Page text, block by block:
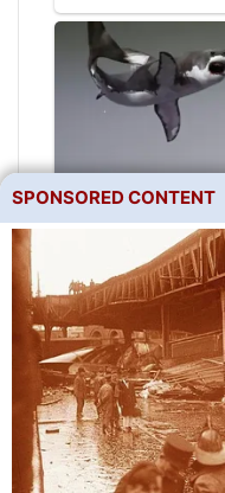
SPONSORED CONTENT